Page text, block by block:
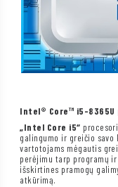
Intel® Core™ i5-
„Intel Core i5“
galingumo ir greičio
vartotojams mėgautis
perėjimu tarp programų
išskirtines pramogų
atkūrimą.